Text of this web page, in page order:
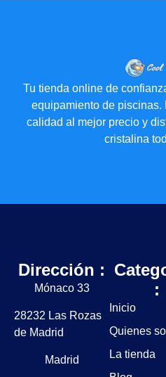
Tu tienda online de
equipamiento de piscinas.
calidad al mejor precio y
cristalina
Dirección :
Mónaco 33
28232 Las Rozas
de Madrid
Madrid
:
Inicio
Quienes
La tienda